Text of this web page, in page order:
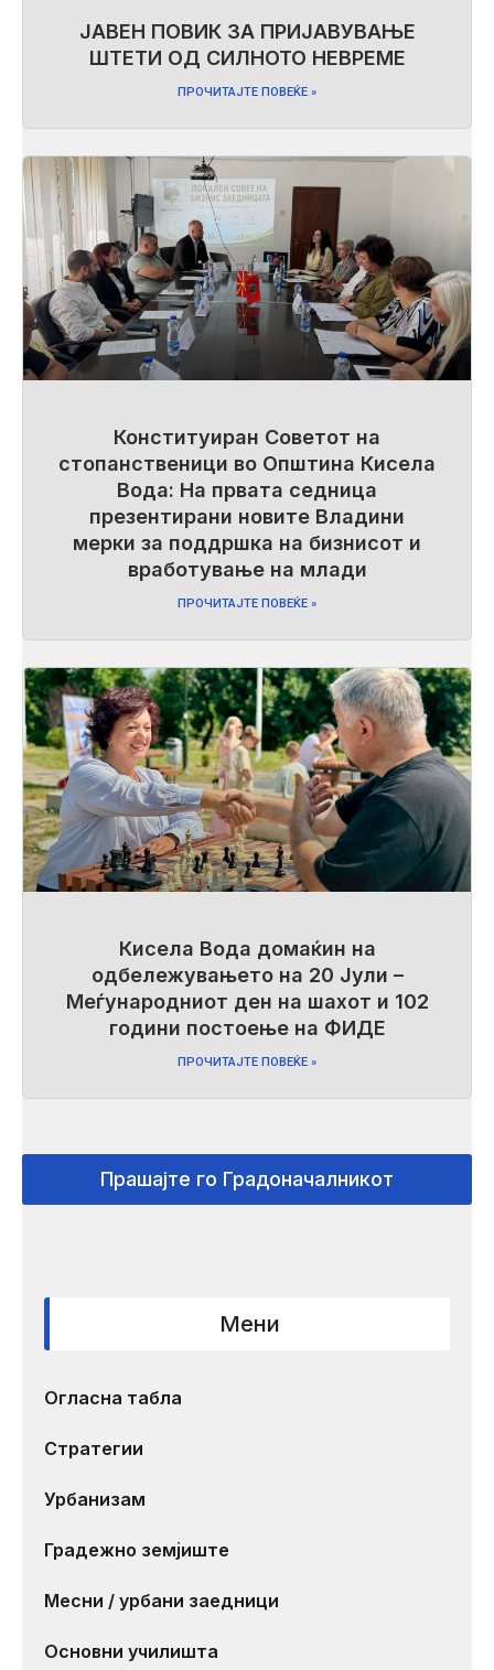
ЈАВЕН ПОВИК ЗА ПРИЈАВУВАЊЕ
ШТЕТИ ОД СИЛНОТО НЕВРЕМЕ
ПРОЧИТАЈТЕ ПОВЕЌЕ »
Конституиран Советот на
стопанственици во Општина Кисела
Вода: На првата седница
презентирани новите Владини
мерки за поддршка на бизнисот и
вработување на млади
ПРОЧИТАЈТЕ ПОВЕЌЕ »
Кисела Вода домаќин на
одбележувањето на 20 Јули –
Меѓународниот ден на шахот и 102
години постоење на ФИДЕ
ПРОЧИТАЈТЕ ПОВЕЌЕ »
Прашајте го Градоначалникот
Мени
Огласна табла
Стратегии
Урбанизам
Градежно земјиште
Месни / урбани заедници
Основни училишта